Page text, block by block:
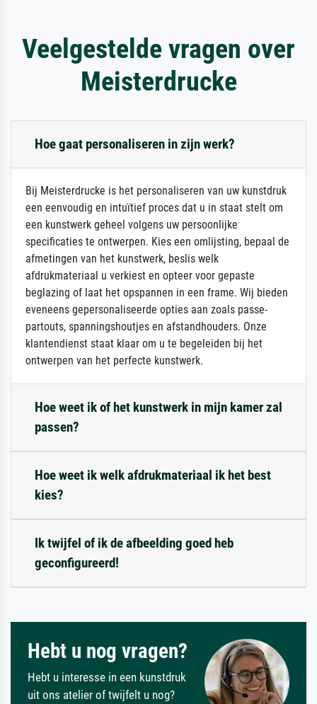
Veelgestelde vragen over
Meisterdrucke
Hoe gaat personaliseren in zijn werk?
Bij Meisterdrucke is het personaliseren van uw kunstdruk
een eenvoudig en intuïtief proces dat u in staat stelt om
een kunstwerk geheel volgens uw persoonlijke
specificaties te ontwerpen. Kies een omlijsting, bepaal de
afmetingen van het kunstwerk, beslis welk
afdrukmateriaal u verkiest en opteer voor gepaste
beglazing of laat het opspannen in een frame. Wij bieden
eveneens gepersonaliseerde opties aan zoals passe-
partouts, spanningshoutjes en afstandhouders. Onze
klantendienst staat klaar om u te begeleiden bij het
ontwerpen van het perfecte kunstwerk.
Hoe weet ik of het kunstwerk in mijn kamer zal
passen?
Hoe weet ik welk afdrukmateriaal ik het best
kies?
Ik twijfel of ik de afbeelding goed heb
geconfigureerd!
Hebt u nog vragen?
Hebt u interesse in een kunstdruk
uit ons atelier of twijfelt u nog?